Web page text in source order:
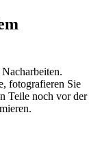
fotografieren Sie
Teile noch vor der